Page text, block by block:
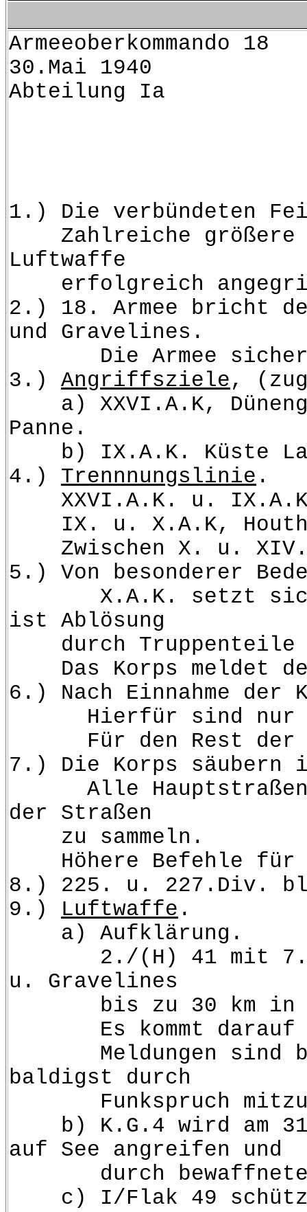
30.Mai 1940
Abteilung Ia
1.) Die verbündeten
Zahlreiche größere
Luftwaffe
erfolgreich
2.) 18. Armee bricht
und Gravelines.
Die Armee sichert
3.) Angriffsziele,
a) XXVI.A.K,
Panne.
b) IX.A.K. Küste La
4.) Trennnungslinie .
XXVI.A.K. u. IX.A.K,
IX. u. X.A.K,
Zwischen X. u.
5.) Von besonderer
X.A.K. setzt sich
ist Ablösung
durch Truppenteile
Das Korps meldet der
6.) Nach Einnahme
Hierfür sind nur die
Für den Rest der
7.) Die Korps säubern
Alle Hauptstraßen
der Straßen
zu sammeln.
Höhere Befehle für
8.) 225. u. 227.Div.
9.) Luftwaffe .
a) Aufklärung.
2./(H) 41 mit 7./
u. Gravelines
bis zu 30 km in
Es kommt darauf
Meldungen sind bei
baldigst durch
Funkspruch
b) K.G.4 wird am
auf See angreifen und
durch bewaffnete
c) I/Flak 49 schützt